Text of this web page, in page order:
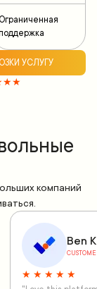
Ограниченная
УСЛУГУ
компаний
Ben
★ ★ ★ ★ ★